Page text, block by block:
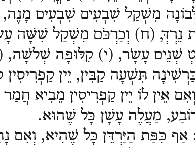
מִשְׁקַל שִׁבְעִים שִׁבְעִים מָנֶה,
נֵרְדְּ, (ח) וְכַרְכֹּם מִשְׁקַל שִׁשָּׁה
שְׁנֵים עָשָֹר, (י) קִלּוּפָה שְׁלשָׁה,
תִּשְׁעָה קַבִּין, יֵין קַפְרִיסִין
אֵין לוֹ יֵין קַפְרִיסִין מֵבִיא חֲמַר
מַעֲלֶה עָשָׁן כָּל שֶׁהוּא.
אַף כִּפַּת הַיַּרְדֵּן כָּל שֶׁהִיא, וְאִם